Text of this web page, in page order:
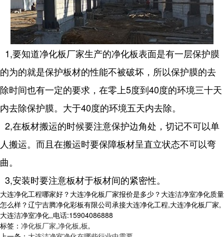
1,要知道净化板厂家生产的净化板表面是有一层保护膜
的为的就是保护板材的性能不被破坏，所以保护膜的去
除时间也有一定的要求，在零上5度到40度的环境三十天
内去除保护膜。大于40度的环境五天内去除。
2,在板材搬运的时候要注意保护边角处，切记不可以单
人搬运。而且在搬运时要保障板材呈直立状态不可以弯
曲。
3,安装时要注意板材于板材间的紧密性。
大连净化工程哪家好？大连净化板厂家报价是多少？大连洁净室净化质量
怎么样？辽宁吉腾净化彩板有限公司承接大连净化工程,大连净化板厂家,
大连洁净室净化,,电话:15904086888
标签： 净化板厂家,净化板,板,